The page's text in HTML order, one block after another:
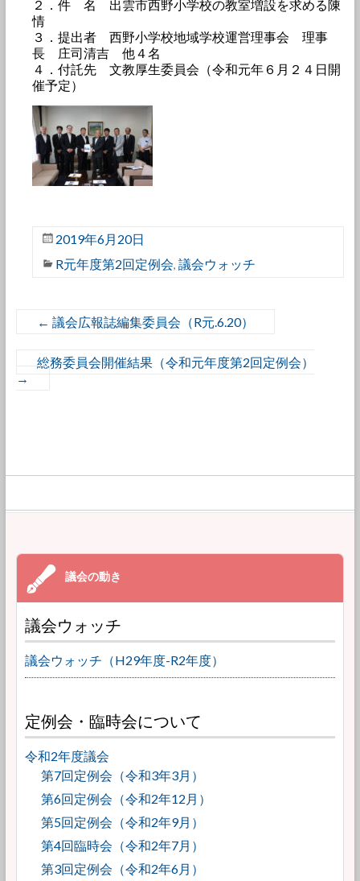
２．件 名 出雲市西野小学校の教室増設を求める陳
情
３．提出者 西野小学校地域学校運営理事会 理事
長 庄司清吉 他４名
４．付託先 文教厚生委員会（令和元年６月２４日開
催予定）
2019年6月20日
R元年度第2回定例会, 議会ウォッチ
← 議会広報誌編集委員会（R元.6.20）
総務委員会開催結果（令和元年度第2回定例会）
→
議会ウォッチ
議会ウォッチ（H29年度-R2年度）
定例会・臨時会について
令和2年度議会
第7回定例会（令和3年3月）
第6回定例会（令和2年12月）
第5回定例会（令和2年9月）
第4回臨時会（令和2年7月）
第3回定例会（令和2年6月）